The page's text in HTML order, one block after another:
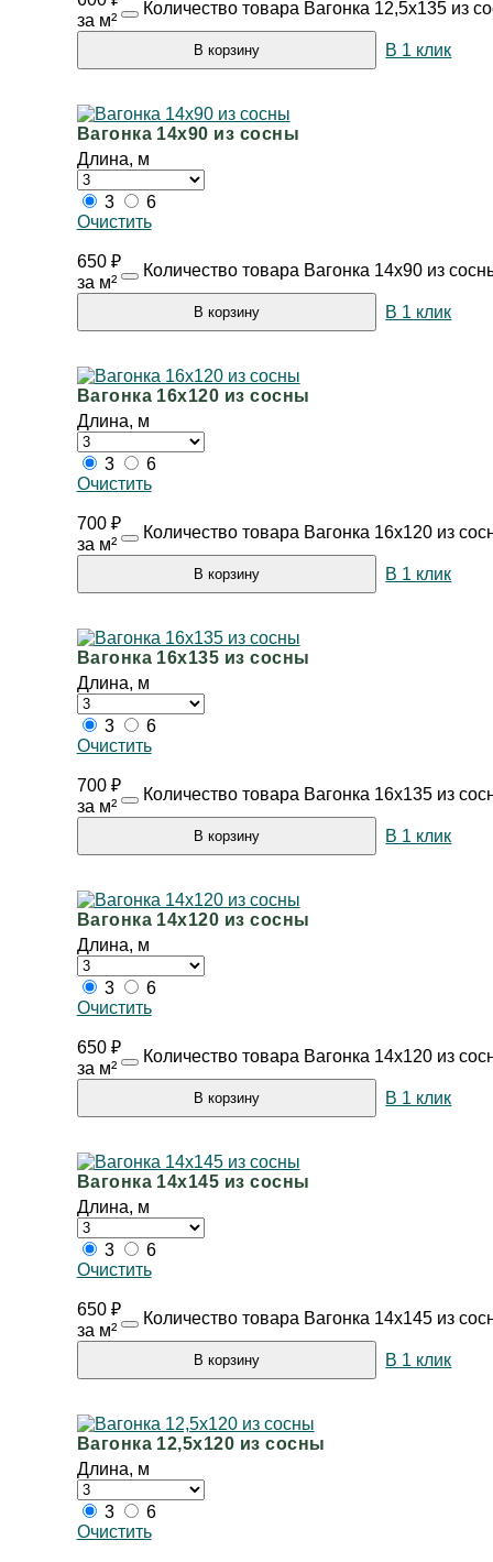
за м²
Количество товара Вагонка 12,5х135 из
В корзину В 1 клик
Вагонка 14х90 из сосны
Длина, м
3
6
Очистить
650 ₽
за м²
Количество товара Вагонка 14х90 из
В корзину В 1 клик
Вагонка 16х120 из сосны
Длина, м
3
6
Очистить
700 ₽
за м²
Количество товара Вагонка 16х120 из
В корзину В 1 клик
Вагонка 16х135 из сосны
Длина, м
3
6
Очистить
700 ₽
за м²
Количество товара Вагонка 16х135 из
В корзину В 1 клик
Вагонка 14х120 из сосны
Длина, м
3
6
Очистить
650 ₽
за м²
Количество товара Вагонка 14х120 из
В корзину В 1 клик
Вагонка 14х145 из сосны
Длина, м
3
6
Очистить
650 ₽
за м²
Количество товара Вагонка 14х145 из
В корзину В 1 клик
Вагонка 12,5х120 из сосны
Длина, м
3
6
Очистить